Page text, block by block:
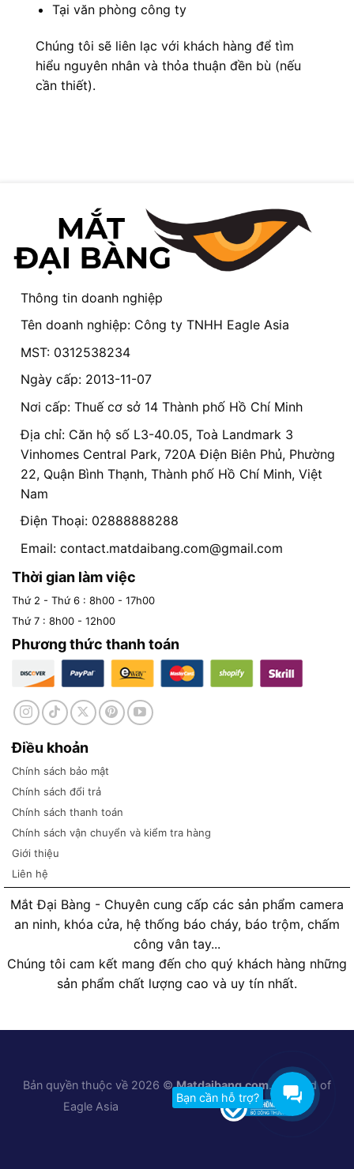
Tại văn phòng công ty
Chúng tôi sẽ liên lạc với khách hàng để tìm
hiểu nguyên nhân và thỏa thuận đền bù (nếu
cần thiết).
Thông tin doanh nghiệp
Tên doanh nghiệp: Công ty TNHH Eagle Asia
MST: 0312538234
Ngày cấp: 2013-11-07
Nơi cấp: Thuế cơ sở 14 Thành phố Hồ Chí Minh
Địa chỉ: Căn hộ số L3-40.05, Toà Landmark 3
Vinhomes Central Park, 720A Điện Biên Phủ, Phường
22, Quận Bình Thạnh, Thành phố Hồ Chí Minh, Việt
Nam
Điện Thoại: 02888888288
Email: contact.matdaibang.com@gmail.com
Thời gian làm việc
Thứ 2 - Thứ 6 : 8h00 - 17h00
Thứ 7 : 8h00 - 12h00
Phương thức thanh toán
Điều khoản
Chính sách bảo mật
Chính sách đổi trả
Chính sách thanh toán
Chính sách vận chuyển và kiểm tra hàng
Giới thiệu
Liên hệ
Mắt Đại Bàng - Chuyên cung cấp các sản phẩm camera
an ninh, khóa cửa, hệ thống báo cháy, báo trộm, chấm
công vân tay...
Chúng tôi cam kết mang đến cho quý khách hàng những
sản phẩm chất lượng cao và uy tín nhất.
Bạn cần hỗ trợ?
Bản quyền thuộc về 2026 ©Matdaibang.com. A brand of
Eagle Asia